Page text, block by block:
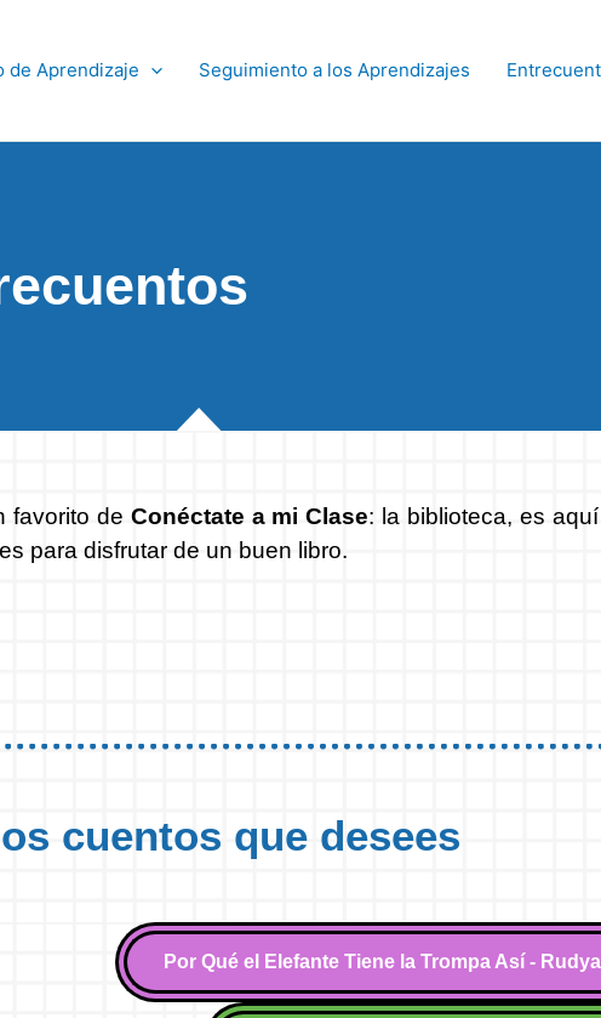
de Aprendizaje Seguimiento a los Aprendizajes
favorito de Conéctate a mi Clase: la biblioteca, es
para disfrutar de un buen libro.
cuentos que desees
Por Qué el Elefante Tiene la Trompa Así -